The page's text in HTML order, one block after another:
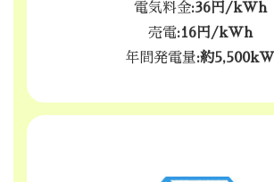
電気料金:36円/kWh
売電:16円/kWh
年間発電量:約5,500kW